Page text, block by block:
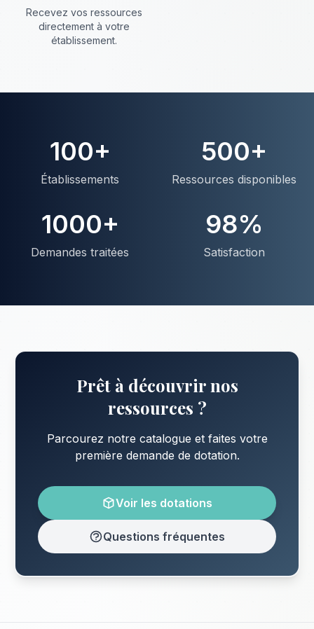
Recevez vos ressources
directement à votre
établissement.
100+
Établissements
500+
Ressources disponibles
1000+
Demandes traitées
98%
Satisfaction
Prêt à découvrir nos
ressources ?
Parcourez notre catalogue et faites votre
première demande de dotation.
Voir les dotations
Questions fréquentes